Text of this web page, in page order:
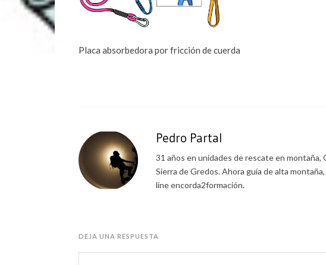
Placa absorbedora por fricción de cuerda
Pedro Partal
31 años en unidades de rescate en montaña,
Sierra de Gredos. Ahora guía de alta
line encorda2formación.
DEJA UNA RESPUESTA